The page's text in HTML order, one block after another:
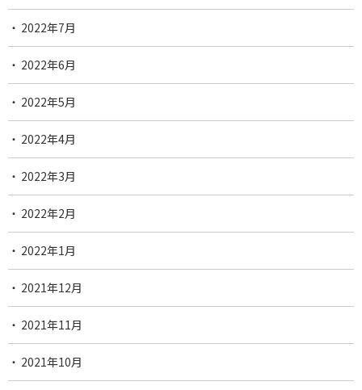
2022年7月
2022年6月
2022年5月
2022年4月
2022年3月
2022年2月
2022年1月
2021年12月
2021年11月
2021年10月